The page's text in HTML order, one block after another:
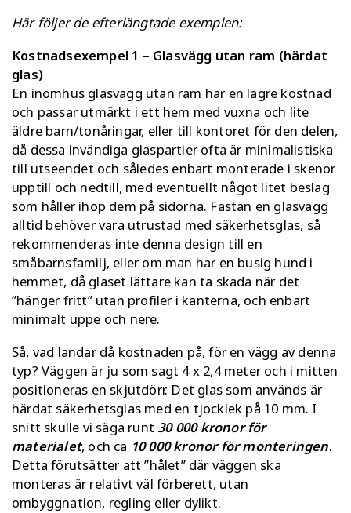
Här följer de efterlängtade exemplen:
Kostnadsexempel 1 – Glasvägg utan ram (härdat
glas)
En inomhus glasvägg utan ram har en lägre kostnad
och passar utmärkt i ett hem med vuxna och lite
äldre barn/tonåringar, eller till kontoret för den delen,
då dessa invändiga glaspartierofta är minimalistiska
till utseendet och således enbart monterade i skenor
upptill och nedtill, med eventuellt något litet beslag
som håller ihop dem på sidorna. Fastän en glasvägg
alltid behöver vara utrustad med säkerhetsglas, så
rekommenderas inte denna design till en
småbarnsfamilj, eller om man har en busig hund i
hemmet, då glaset lättare kan ta skada när det
”hänger fritt” utan profiler i kanterna, och enbart
minimalt uppe och nere.
Så, vad landar då kostnaden på, för en vägg av denna
typ? Väggen är ju som sagt 4 x 2,4 meter och i mitten
positioneras en skjutdörr. Det glas som används är
härdat säkerhetsglas med en tjocklek på 10 mm. I
snitt skulle vi säga runt 30 000 kronor för
materialet, och ca 10 000 kronor för monteringen.
Detta förutsätter att ”hålet” där väggen ska
monteras är relativt väl förberett, utan
ombyggnation, regling eller dylikt.